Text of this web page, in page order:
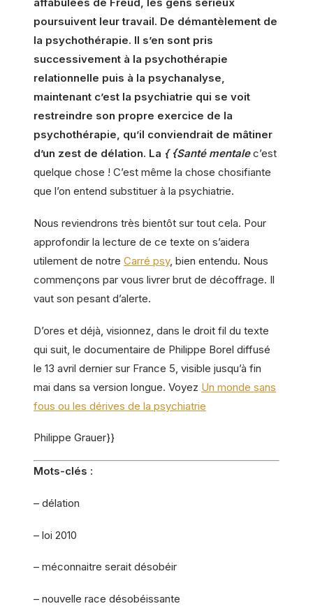
poursuivent leur travail. De démantèlement de
la psychothérapie. Il s’en sont pris
successivement à la psychothérapie
relationnelle puis à la psychanalyse,
maintenant c’est la psychiatrie qui se voit
restreindre son propre exercice de la
psychothérapie, qu’il conviendrait de mâtiner
d’un zest de délation. La { {Santé mentale c’est
quelque chose ! C’est même la chose chosifiante
que l’on entend substituer à la psychiatrie.
Nous reviendrons très bientôt sur tout cela. Pour
approfondir la lecture de ce texte on s’aidera
utilement de notre Carré psy, bien entendu. Nous
commençons par vous livrer brut de décoffrage. Il
vaut son pesant d’alerte.
D’ores et déjà, visionnez, dans le droit fil du texte
qui suit, le documentaire de Philippe Borel diffusé
le 13 avril dernier sur France 5, visible jusqu’à fin
mai dans sa version longue. Voyez Un monde sans
fous ou les dérives de la psychiatrie
Philippe Grauer}}
Mots-clés :
– délation
– loi 2010
– méconnaitre serait désobéir
– nouvelle race désobéissante